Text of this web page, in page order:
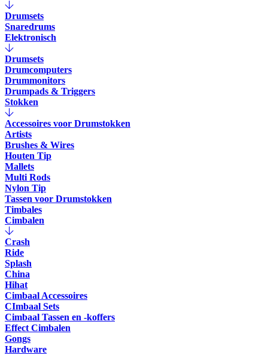
Drumsets
Snaredrums
Elektronisch
Drumsets
Drumcomputers
Drummonitors
Drumpads & Triggers
Stokken
Accessoires voor Drumstokken
Artists
Brushes & Wires
Houten Tip
Mallets
Multi Rods
Nylon Tip
Tassen voor Drumstokken
Timbales
Cimbalen
Crash
Ride
Splash
China
Hihat
Cimbaal Accessoires
CImbaal Sets
Cimbaal Tassen en -koffers
Effect Cimbalen
Gongs
Hardware